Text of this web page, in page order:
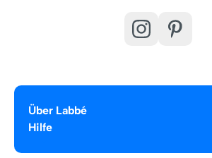
Über Labbé
Hilfe